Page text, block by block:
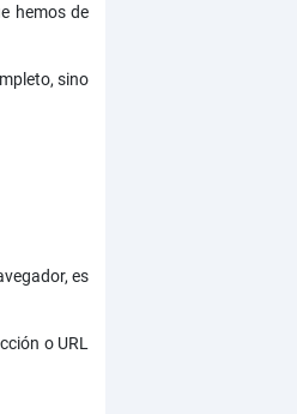
hemos de
sino
es
o URL